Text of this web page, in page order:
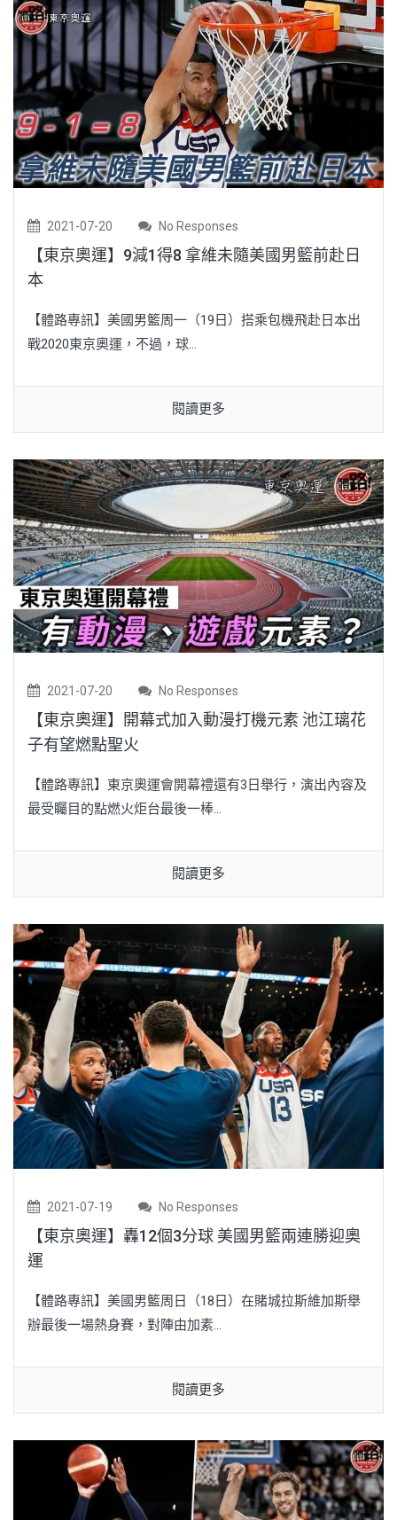
2021-07-20 No Responses
【東京奧運】9減1得8 拿維未隨美國男籃前赴日
本
【體路專訊】美國男籃周一（19日）搭乘包機飛赴日本出
戰2020東京奧運，不過，球...
閱讀更多
2021-07-20 No Responses
【東京奧運】開幕式加入動漫打機元素 池江璃花
子有望燃點聖火
【體路專訊】東京奧運會開幕禮還有3日舉行，演出內容及
最受矚目的點燃火炬台最後一棒...
閱讀更多
2021-07-19 No Responses
【東京奧運】轟12個3分球 美國男籃兩連勝迎奧
運
【體路專訊】美國男籃周日（18日）在賭城拉斯維加斯舉
辦最後一場熱身賽，對陣由加素...
閱讀更多